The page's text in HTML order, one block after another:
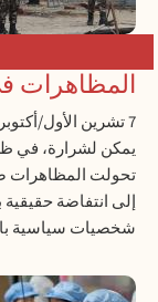
المظاهرات
7 تشرين الأول/أكتوبر 2025
يمكن لشرارة، في
تحولت المظاهرات
شخصيات سياسية